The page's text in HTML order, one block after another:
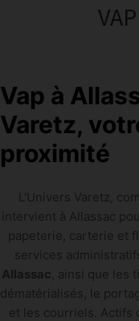
Vap à
Varetz,
proximité
L'Univers Varetz,
intervient à Allassac
papeterie, carterie et
services
Allassac , ainsi que
dématérialisés, le
et les courriels. Actifs